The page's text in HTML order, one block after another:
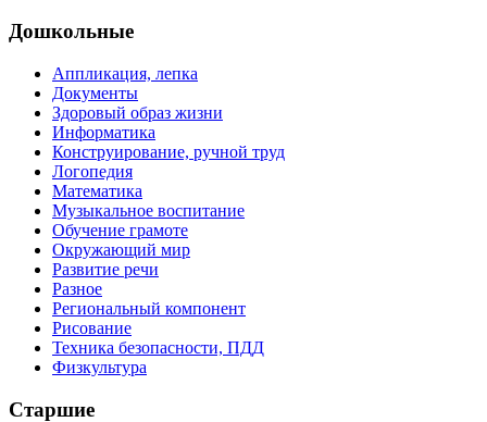
Дошкольные
Аппликация, лепка
Документы
Здоровый образ жизни
Информатика
Конструирование, ручной труд
Логопедия
Математика
Музыкальное воспитание
Обучение грамоте
Окружающий мир
Развитие речи
Разное
Региональный компонент
Рисование
Техника безопасности, ПДД
Физкультура
Старшие